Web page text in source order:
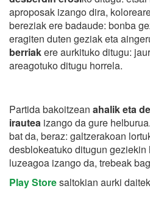
aproposak izango dira,
bereziak ere badaude: bonba
eragiten duten geziak eta
berriakere aurkituko ditugu:
areagotuko ditugu horrela.
Partida bakoitzean ahalik eta
irautea izango da gure
bat da, beraz: galtzerakoan
desblokeatuko ditugun geziekin
luzeagoa izango da, trebeak
Play Storesaltokian aurki